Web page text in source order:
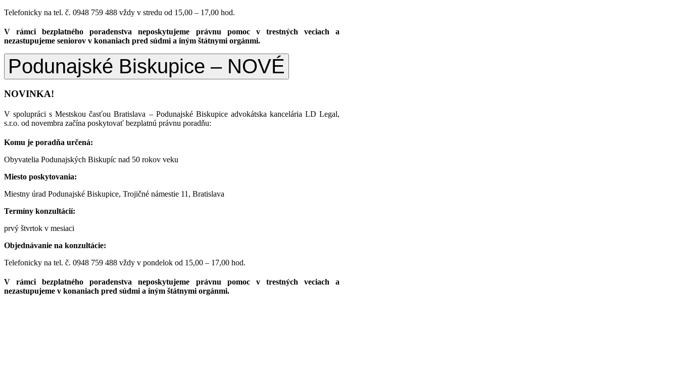
Telefonicky na tel. č. 0948 759 488 vždy v stredu od 15,00 – 17,00 hod.
V rámci bezplatného poradenstva neposkytujeme právnu pomoc v trestných veciach a
nezastupujeme seniorov v konaniach pred súdmi a iným štátnymi orgánmi.
Podunajské Biskupice – NOVÉ
NOVINKA!
V spolupráci s Mestskou časťou Bratislava – Podunajské Biskupice advokátska kancelária LD Legal,
s.r.o. od novembra začína poskytovať bezplatnú právnu poradňu:
Komu je poradňa určená:
Obyvatelia Podunajských Biskupíc nad 50 rokov veku
Miesto poskytovania:
Miestny úrad Podunajské Biskupice, Trojičné námestie 11, Bratislava
Termíny konzultácií:
prvý štvrtok v mesiaci
Objednávanie na konzultácie:
Telefonicky na tel. č. 0948 759 488 vždy v pondelok od 15,00 – 17,00 hod.
V rámci bezplatného poradenstva neposkytujeme právnu pomoc v trestných veciach a
nezastupujeme v konaniach pred súdmi a iným štátnymi orgánmi.